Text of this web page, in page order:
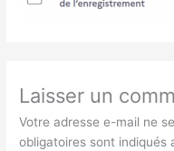
Laisser un
Votre adresse e-mail ne
obligatoires sont indiqués